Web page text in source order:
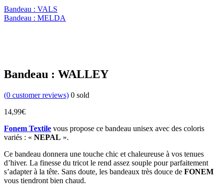
Bandeau : VALS
Bandeau : MELDA
Bandeau : WALLEY
(0 customer reviews) 0 sold
14,99€
Fonem Textile vous propose ce bandeau unisex avec des coloris
variés : « NEPAL ».
Ce bandeau donnera une touche chic et chaleureuse à vos tenues
d’hiver. La finesse du tricot le rend assez souple pour parfaitement
s’adapter à la tête. Sans doute, les bandeaux très douce de FONEM
vous tiendront bien chaud.